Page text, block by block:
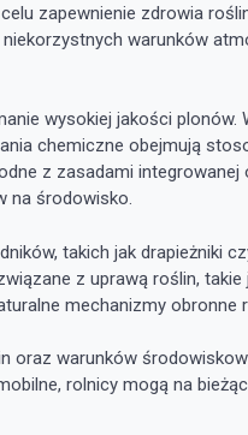
zapewnienie zdrowia
warunków
wysokiej jakości plonów.
chemiczne obejmują
z zasadami
na środowisko.
takich jak drapieżniki
z uprawą roślin, takie
mechanizmy obronne
oraz warunków
rolnicy mogą na